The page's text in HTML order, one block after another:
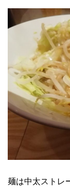
麺は中太ストレ